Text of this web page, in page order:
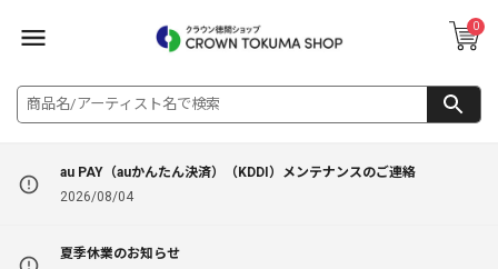
0
au PAY（auかんたん決済）（KDDI）メンテナンスのご連絡
2026/08/04
夏季休業のお知らせ